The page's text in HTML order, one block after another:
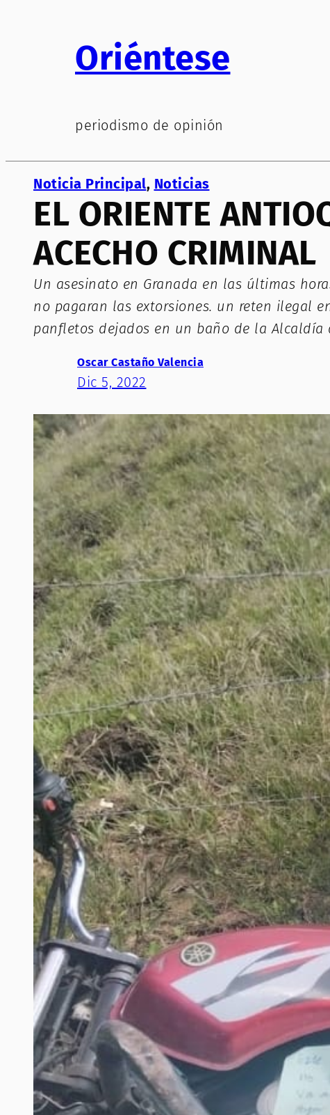
Oriéntese
periodismo de opinión
Noticia Principal, Noticias
EL ORIENTE
ACECHO CRIMINAL
Un asesinato en Granada en las últimas
no pagaran las extorsiones. un reten ilegal
panfletos dejados en un baño de la Alcaldía
Oscar Castaño Valencia
Dic 5, 2022